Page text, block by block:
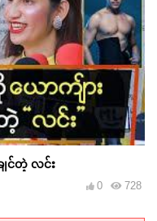
ျင်တဲ့ လင်း
728
0